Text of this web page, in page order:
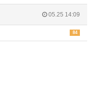
05.25 14:09
84